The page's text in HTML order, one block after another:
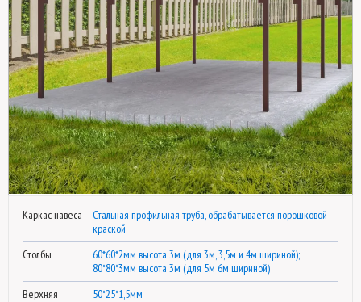
Каркас навеса
Стальная профильная труба, обрабатывается порошковой
краской
Столбы
60*60*2мм высота 3м (для 3м, 3,5м и 4м шириной);
80*80*3мм высота 3м (для 5м 6м шириной)
Верхняя
50*25*1,5мм